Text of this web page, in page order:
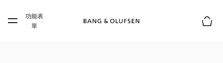
Skip to main footer
功能表
單